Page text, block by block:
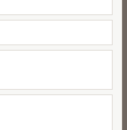
Isle of Clover
$275.00